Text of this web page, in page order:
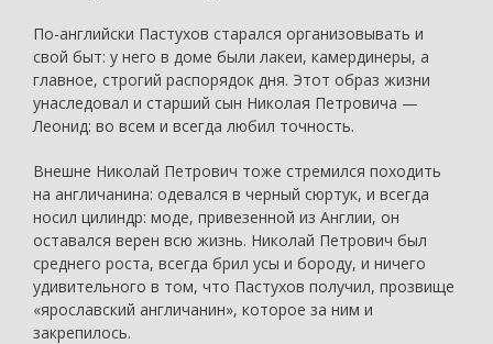
По-английски Пастухов старался организовывать и
свой быт: у него в доме были лакеи, камердинеры, а
главное, строгий распорядок дня. Этот образ жизни
унаследовал и старший сын Николая Петровича —
Леонид: во всем и всегда любил точность.
Внешне Николай Петрович тоже стремился походить
на англичанина: одевался в черный сюртук, и всегда
носил цилиндр: моде, привезенной из Англии, он
оставался верен всю жизнь. Николай Петрович был
среднего роста, всегда брил усы и бороду, и ничего
удивительного в том, что Пастухов получил, прозвище
«ярославский англичанин», которое за ним и
закрепилось.